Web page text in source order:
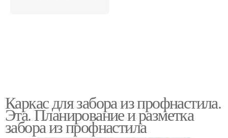
Каркас для забора из профнастила.
Эта. Планирование и разметка
забора из профнастила